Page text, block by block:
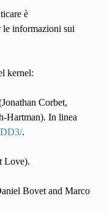
è
informazioni sui
kernel:
Corbet,
Hartman). In linea
.
Love).
Bovet and Marco